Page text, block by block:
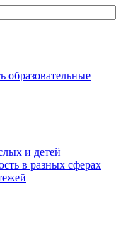
образовательные
и детей
в разных сферах